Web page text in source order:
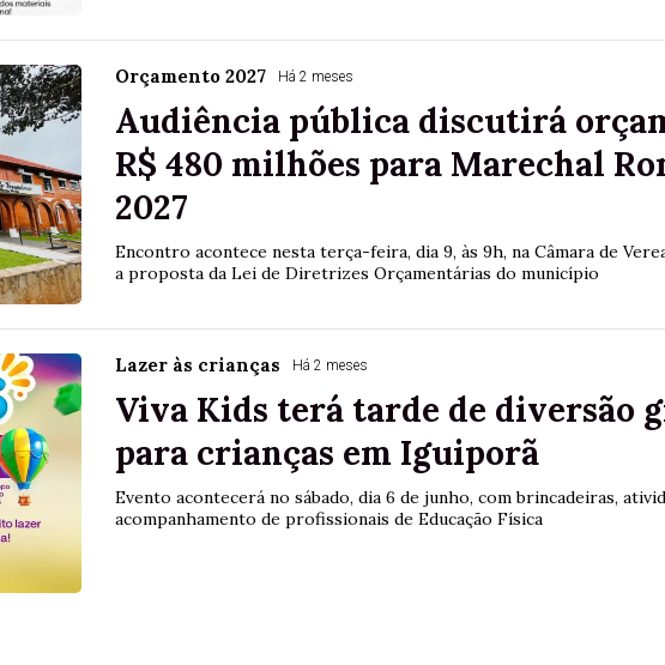
Orçamento 2027 Há 2 meses
Audiência pública discutirá
R$ 480 milhões para Marechal
2027
Encontro acontece nesta terça-feira, dia 9, às 9h, na Câmara de
a proposta da Lei de Diretrizes Orçamentárias do município
Lazer às crianças Há 2 meses
Viva Kids terá tarde de diversão
para crianças em Iguiporã
Evento acontecerá no sábado, dia 6 de junho, com brincadeiras,
acompanhamento de profissionais de Educação Física